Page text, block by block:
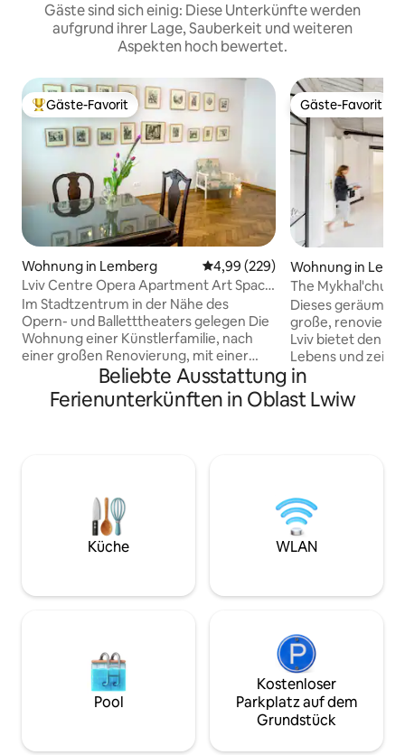
Gäste sind sich einig: Diese Unterkünfte werden
aufgrund ihrer Lage, Sauberkeit und weiteren
Aspekten hoch bewertet.
Beliebter Gäste-Favorit.
Gäste-Favorit
Wohnung in Lemberg Durchschnittliche Bewertung:
4,99 (229)
Lviv Centre Opera Apartment Art Space
für 1-3 75m2
Im Stadtzentrum in der Nähe des
Opern- und Balletttheaters gelegen Die
Wohnung einer Künstlerfamilie, nach
einer großen Renovierung, mit einer
Fläche von 75 qm. Ich lade Sie ein, die
Zeit in einer außergewöhnlichen
kreativen Atmosphäre zu verbringen. In
Liebe zur Kunst angepasst werden. Die
Sammlung von Objekten in der
Wohnung ist ein wesentlicher
Bestandteil der Geschichte von Lwiw.
Entspannen!
Gäste-Favorit
Gäste-Favorit
Wohnung in
The
Dieses
große, renovierte
Lviv bietet den
Lebens und zeigt
ursprünglichen
des 19. Jahrhunderts. Alle
wesentlichen
Gehminuten. Wir hoffen auf das
Verständnis der
Stromausfällen
Situation in der
Beliebte Ausstattung in
Ferienunterkünften in Oblast Lwiw
Küche WLAN
Pool
Kostenloser
Parkplatz auf dem
Grundstück